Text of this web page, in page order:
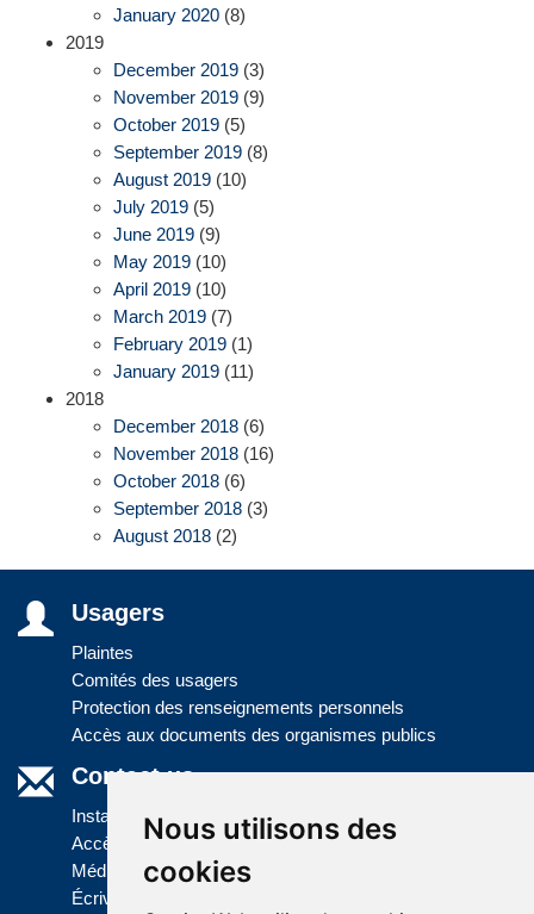
Nous utilisons des
cookies
January 2020 (8)
2019
December 2019 (3)
November 2019 (9)
October 2019 (5)
September 2019 (8)
August 2019 (10)
July 2019 (5)
June 2019 (9)
May 2019 (10)
April 2019 (10)
March 2019 (7)
February 2019 (1)
January 2019 (11)
2018
December 2018 (6)
November 2018 (16)
October 2018 (6)
September 2018 (3)
August 2018 (2)
Usagers
Plaintes
Comités des usagers
Protection des renseignements personnels
Accès aux documents des organismes publics
Contact us
Installations
Accès à l'information
Médias
Écrivez-nous